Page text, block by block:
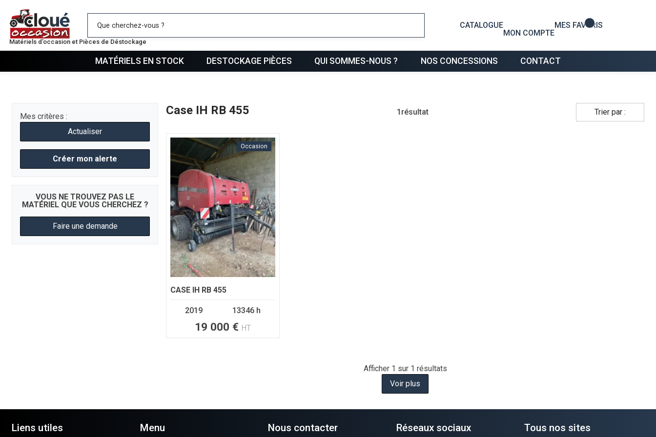
Matériels d’occasion et Pièces de Déstockage
CATALOGUE
MON COMPTE
MES FAVORIS
Mes favoris
MATÉRIELS EN STOCK DESTOCKAGE PIÈCES QUI SOMMES-NOUS ? NOS CONCESSIONS CONTACT
Mes critères :
Actualiser
Créer mon alerte
VOUS NE TROUVEZ PAS LE
MATÉRIEL QUE VOUS CHERCHEZ ?
Faire une demande
Case IH RB 455 1 résultat Trier par :
Occasion
CASE IH RB 455
2019 13346 h
19 000 € HT
Afficher 1 sur 1 résultats
Voir plus
Liens utiles Menu Nous contacter Réseaux sociaux Tous nos sites